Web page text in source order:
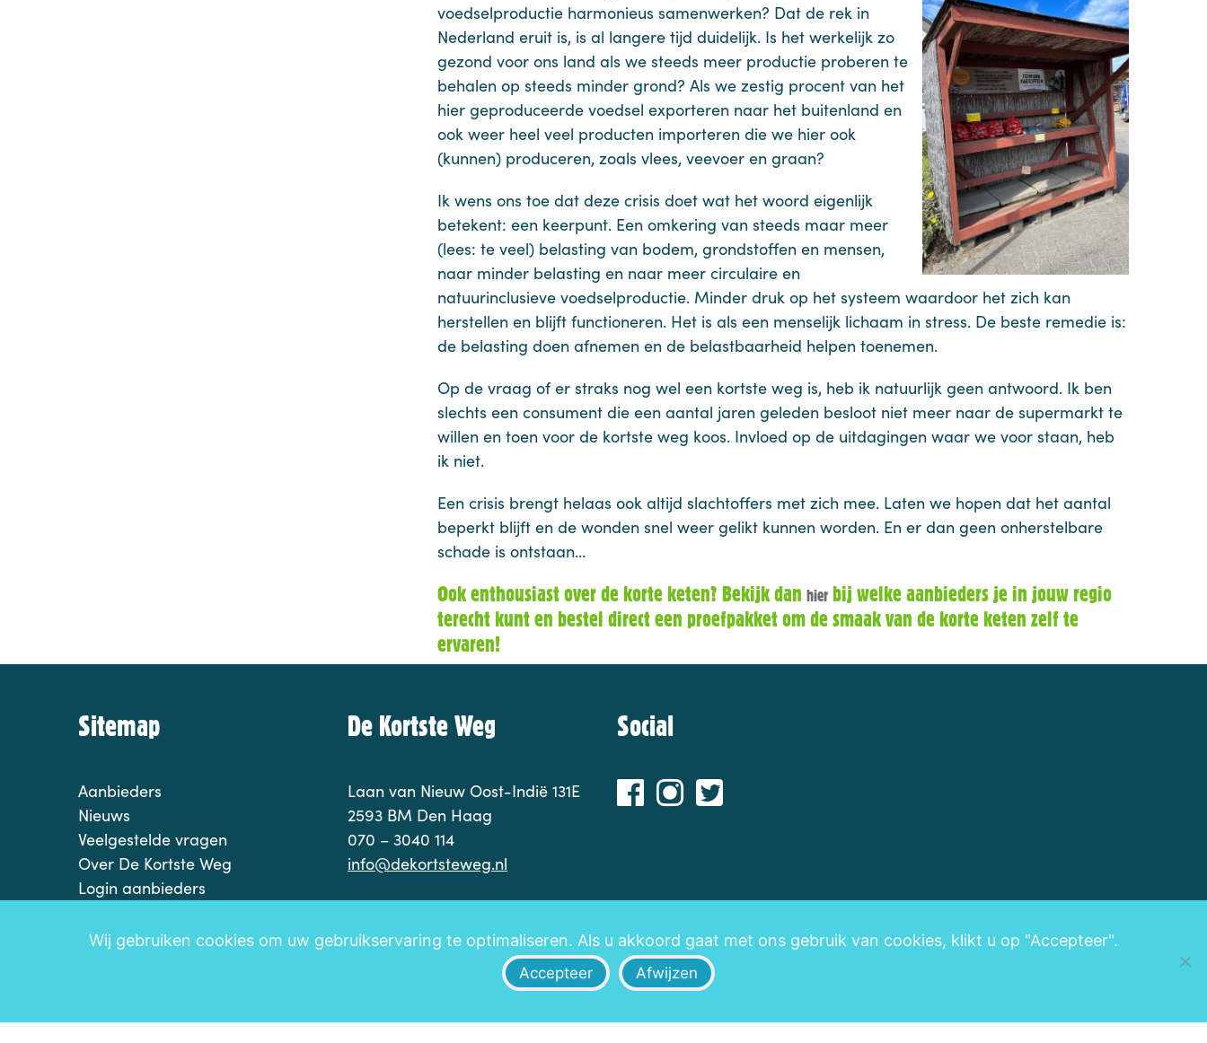
voedselproductie harmonieus samenwerken? Dat de rek in
Nederland eruit is, is al langere tijd duidelijk. Is het werkelijk zo
gezond voor ons land als we steeds meer productie proberen te
behalen op steeds minder grond? Als we zestig procent van het
hier geproduceerde voedsel exporteren naar het buitenland en
ook weer heel veel producten importeren die we hier ook
(kunnen) produceren, zoals vlees, veevoer en graan?
Ik wens ons toe dat deze crisis doet wat het woord eigenlijk
betekent: een keerpunt. Een omkering van steeds maar meer
(lees: te veel) belasting van bodem, grondstoffen en mensen,
naar minder belasting en naar meer circulaire en
natuurinclusieve voedselproductie. Minder druk op het systeem waardoor het zich kan
herstellen en blijft functioneren. Het is als een menselijk lichaam in stress. De beste remedie is:
de belasting doen afnemen en de belastbaarheid helpen toenemen.
Op de vraag of er straks nog wel een kortste weg is, heb ik natuurlijk geen antwoord. Ik ben
slechts een consument die een aantal jaren geleden besloot niet meer naar de supermarkt te
willen en toen voor de kortste weg koos. Invloed op de uitdagingen waar we voor staan, heb
ik niet.
Een crisis brengt helaas ook altijd slachtoffers met zich mee. Laten we hopen dat het aantal
beperkt blijft en de wonden snel weer gelikt kunnen worden. En er dan geen onherstelbare
schade is ontstaan…
Ook enthousiast over de korte keten? Bekijk dan hierbij welke aanbieders je in jouw regio
terecht kunt en bestel direct een proefpakket om de smaak van de korte keten zelf te
ervaren!
Sitemap
Aanbieders
Nieuws
Veelgestelde vragen
Over De Kortste Weg
Login aanbieders
De Kortste Weg
Laan van Nieuw Oost-Indië 131E
2593 BM Den Haag
070 – 3040 114
info@dekortsteweg.nl
Social
Wij gebruiken cookies om uw gebruikservaring te optimaliseren. Als u akkoord gaat met ons gebruik van cookies, klikt u op "Accepteer".
Accepteer Afwijzen